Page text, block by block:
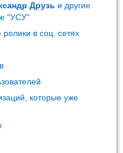
Друзь и другие
"УСУ"
в соц. сетях
которые уже